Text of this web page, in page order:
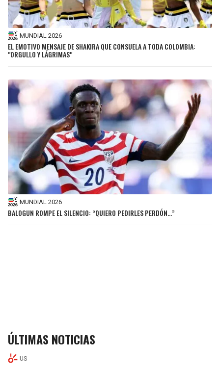
MUNDIAL 2026
EL EMOTIVO MENSAJE DE SHAKIRA QUE CONSUELA A TODA COLOMBIA:
"ORGULLO Y LÁGRIMAS"
MUNDIAL 2026
BALOGUN ROMPE EL SILENCIO: “QUIERO PEDIRLES PERDÓN…”
ÚLTIMAS NOTICIAS
US